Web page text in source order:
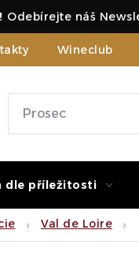
Odebírejte náš
Wineclub
dle příležitosti
Val de Loire